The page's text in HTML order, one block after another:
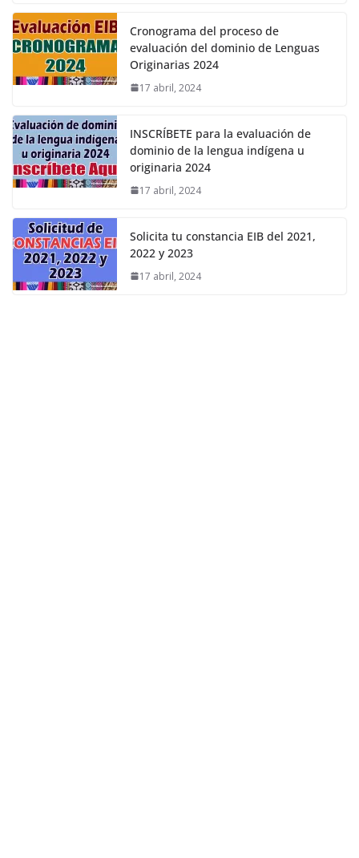
Cronograma del proceso de
evaluación del dominio de Lenguas
Originarias 2024
17 abril, 2024
INSCRÍBETE para la evaluación de
dominio de la lengua indígena u
originaria 2024
17 abril, 2024
Solicita tu constancia EIB del 2021,
2022 y 2023
17 abril, 2024